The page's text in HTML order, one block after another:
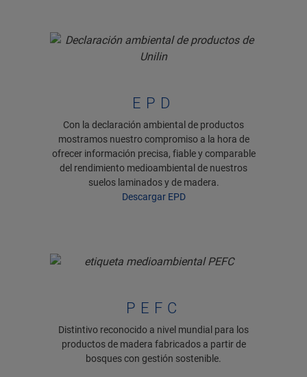
EPD
Con la declaración ambiental de productos
mostramos nuestro compromiso a la hora de
ofrecer información precisa, fiable y comparable
del rendimiento medioambiental de nuestros
suelos laminados y de madera.
Descargar EPD
PEFC
Distintivo reconocido a nivel mundial para los
productos de madera fabricados a partir de
bosques con gestión sostenible.